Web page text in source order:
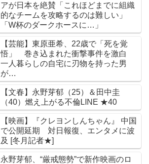
アが日本を絶賛「これほどまでに組織
的なチームを攻略するのは難しい」
「W杯のダークホースに…」
【芸能】東原亜希、22歳で「死を覚
悟」 巻き込まれた衝撃事件を激白
一人暮らしの自宅に刃物を持った男
が…
【文春】永野芽郁（25）＆田中圭
（40）燃え上がる不倫LINE ★40
【映画】『クレヨンしんちゃん』 中国
で公開延期 対日報復、エンタメに波
及 [冬月記者★]
永野芽郁、“厳戒態勢”で新作映画のロ